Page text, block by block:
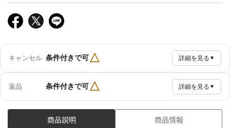
キャンセル 条件付きで可△ 詳細を見る ▼
返品 条件付きで可△ 詳細を見る ▼
商品説明 商品情報